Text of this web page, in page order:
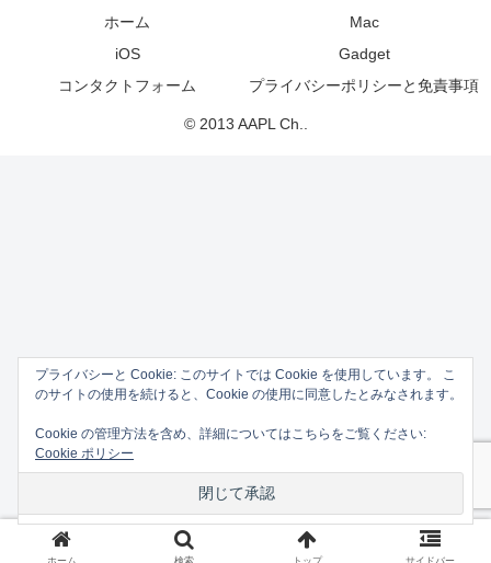
ホーム
Mac
iOS
Gadget
コンタクトフォーム
プライバシーポリシーと免責事項
© 2013 AAPL Ch..
ホーム 検索 トップ サイドバー
プライバシーと Cookie: このサイトでは Cookie を使用しています。 こ
のサイトの使用を続けると、Cookie の使用に同意したとみなされます。
Cookie の管理方法を含め、詳細についてはこちらをご覧ください:
Cookie ポリシー